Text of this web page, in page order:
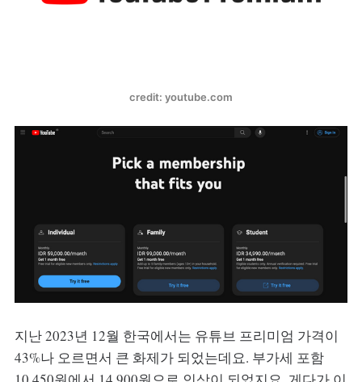
credit: youtube.com
지난 2023년 12월 한국에서는 유튜브 프리미엄 가격이
43%나 오르면서 큰 화제가 되었는데요. 부가세 포함